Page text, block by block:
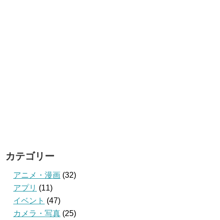
カテゴリー
アニメ・漫画 (32)
アプリ (11)
イベント (47)
カメラ・写真 (25)